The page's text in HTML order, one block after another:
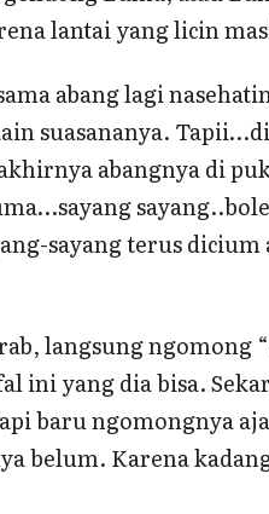
lantai yang licin
abang lagi
suasananya.
abangnya di
sayang terus dicium
langsung ngomong
ini yang dia bisa.
baru ngomongnya
belum. Karena